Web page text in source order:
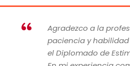
“
Agradezco a la
paciencia y
el Diplomado de